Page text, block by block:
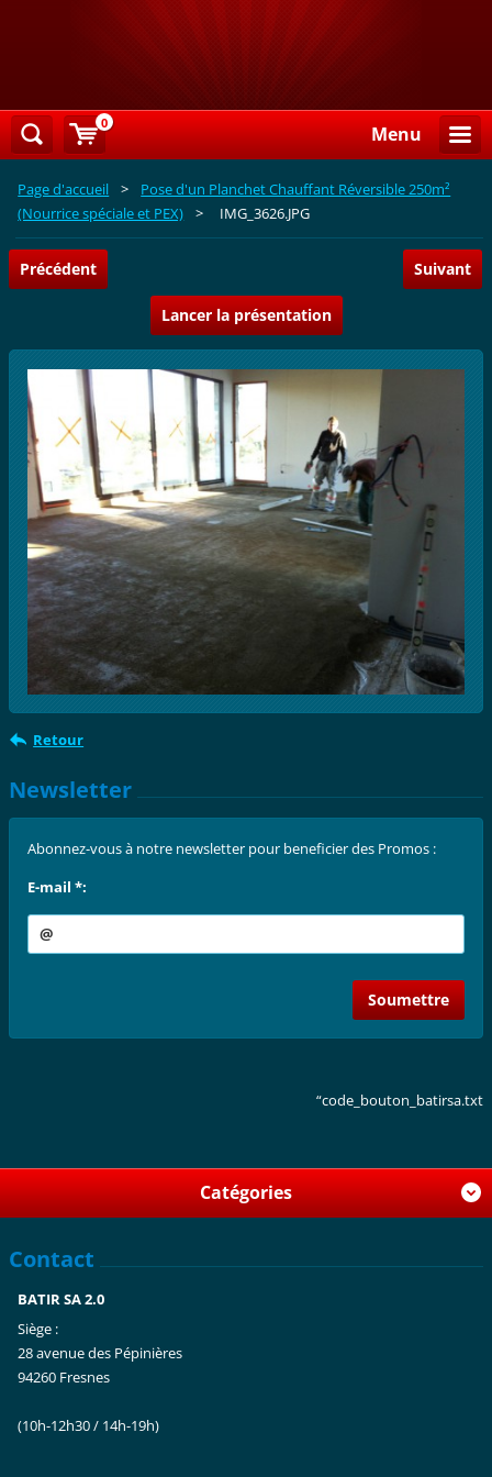
Menu
Page d'accueil >
Pose d'un Planchet Chauffant Réversible 250m²
(Nourrice spéciale et PEX)
> IMG_3626.JPG
Précédent Suivant
Lancer la présentation
Retour
Newsletter
Abonnez-vous à notre newsletter pour beneficier des Promos :
E-mail *:
“code_bouton_batirsa.txt
Catégories
Contact
BATIR SA 2.0
Siège :
28 avenue des Pépinières
94260 Fresnes
(10h-12h30 / 14h-19h)
0